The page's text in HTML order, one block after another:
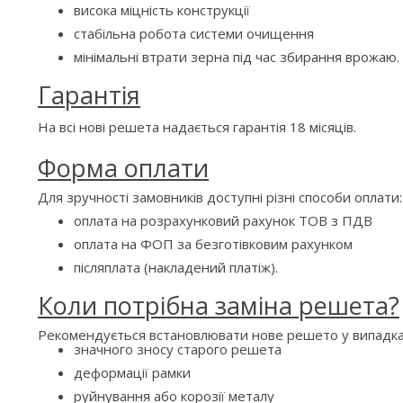
висока міцність конструкції
стабільна робота системи очищення
мінімальні втрати зерна під час збирання врожаю.
Гарантія
На всі нові решета надається гарантія 18 місяців.
Форма оплати
Для зручності замовників доступні різні способи оплати:
оплата на розрахунковий рахунок ТОВ з ПДВ
оплата на ФОП за безготівковим рахунком
післяплата (накладений платіж).
Коли потрібна заміна решета?
Рекомендується встановлювати нове решето у
значного зносу старого решета
деформації рамки
руйнування або корозії металу